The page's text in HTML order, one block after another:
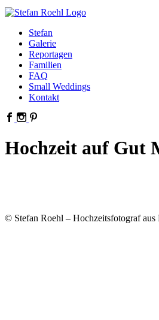
Stefan
Galerie
Reportagen
Familien
FAQ
Small Weddings
Kontakt
Hochzeit auf Gut
© Stefan Roehl – Hochzeitsfotograf